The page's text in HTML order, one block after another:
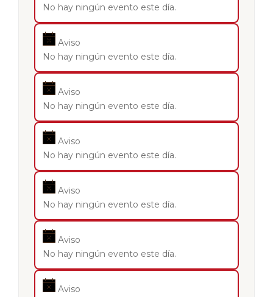
No hay ningún evento este día.
Aviso
No hay ningún evento este día.
Aviso
No hay ningún evento este día.
Aviso
No hay ningún evento este día.
Aviso
No hay ningún evento este día.
Aviso
No hay ningún evento este día.
Aviso